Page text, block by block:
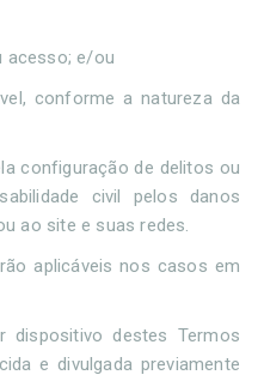
acesso; e/ou
conforme a natureza da
configuração de delitos ou
civil pelos danos
ao site e suas redes.
aplicáveis nos casos em
dispositivo destes Termos
e divulgada previamente